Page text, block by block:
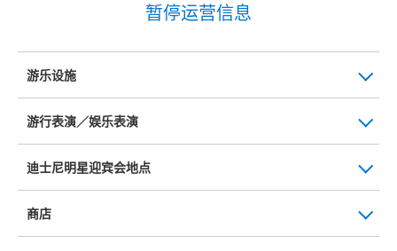
暂停运营信息
游乐设施
游行表演／娱乐表演
迪士尼明星迎宾会地点
商店